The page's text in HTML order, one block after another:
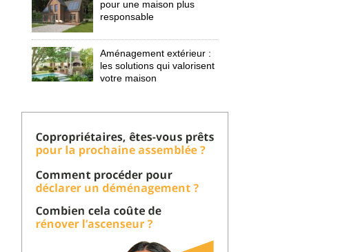
pour une maison plus
responsable
Aménagement extérieur :
les solutions qui valorisent
votre maison